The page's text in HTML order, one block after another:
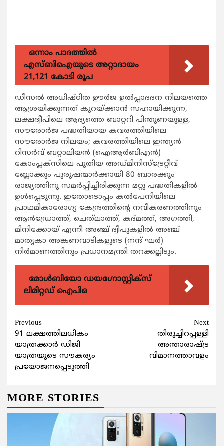
ഒന്നാം പാദത്തിൽ
എസ്ബിഐയുടെ അറ്റാദായം
21,121 കോടി രൂപ
ഡീസല്‍ അധിഷ്ഠിത ഊര്‍ജ ഉൽപ്പാദദന നിലയത്തെ
ആശ്രയിക്കുന്നത് കുറയ്ക്കാന്‍ സഹായിക്കുന്ന,
ലക്ഷദ്വീപിലെ ആദ്യത്തെ ബാറ്ററി പിന്തുണയുള്ള,
സൗരോര്‍ജ പദ്ധതിയായ കവരത്തിയിലെ
സൗരോര്‍ജ നിലയം; കവരത്തിയിലെ ഇന്ത്യന്‍
റിസര്‍വ് ബറ്റാലിയന്‍ (ഐആര്‍ബിഎന്‍)
കോംപ്ലക്‌സിലെ പുതിയ അഡ്മിനിസ്‌ട്രേറ്റീവ്
ബ്ലോക്കും പുരുഷന്മാര്‍ക്കായി 80 ബാരക്കും
രാജ്യത്തിനു സമർപ്പിച്ചിരിക്കുന്ന മറ്റു പദ്ധതികളില്‍
ഉള്‍പ്പെടുന്നു. ഇതോടൊപ്പം കല്‍പേനിയിലെ
പ്രാഥമികാരോഗ്യ കേന്ദ്രത്തിന്റെ നവീകരണത്തിനും
ആന്‍ഡ്രോത്ത്, ചെത്‌ലാത്ത്, കദ്മത്ത്, അഗത്തി,
മിനിക്കോയ് എന്നീ അഞ്ച് ദ്വീപുകളില്‍ അഞ്ച്
മാതൃകാ അങ്കണവാടികളുടെ (നന്ദ് ഘര്‍)
നിര്‍മാണത്തിനും പ്രധാനമന്ത്രി തറക്കല്ലിടും.
മോൾബിയോ ഡയഗ്നോസ്റ്റിക്സ്
ലിമിറ്റഡ് ഐപിഒ
Continue
Reading
Previous
91 ലക്ഷത്തിലധികം
യാത്രക്കാര്‍ ഡിജി
യാത്രയുടെ സൗകര്യം
പ്രയോജനപ്പെടുത്തി
Next
തിരുച്ചിറപ്പള്ളി
അന്താരാഷ്ട്ര
വിമാനത്താവളം
MORE STORIES